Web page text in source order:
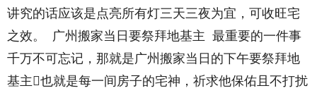
讲究的话应该是点亮所有灯三天三夜为宜，可收旺宅
之效。 广州搬家当日要祭拜地基主 最重要的一件事
千万不可忘记，那就是广州搬家当日的下午要祭拜地
基主也就是每一间房子的宅神，祈求他保佑且不打扰